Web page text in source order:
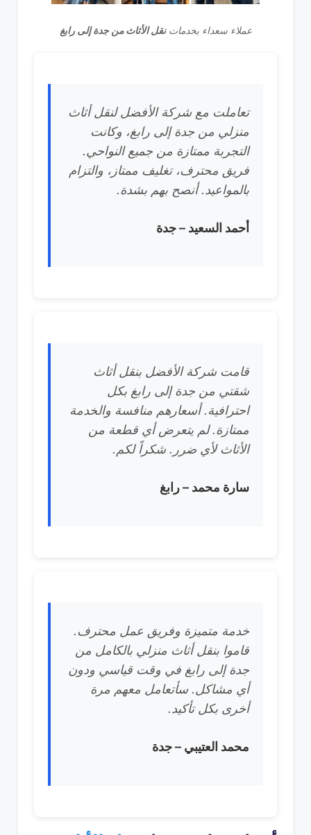
عملاء سعداء بخدماتنقل الأثاث من جدة إلى رابغ
تعاملت مع شركة الأفضل لنقل أثاث
منزلي من جدة إلى رابغ، وكانت
التجربة ممتازة من جميع النواحي.
فريق محترف، تغليف ممتاز، والتزام
بالمواعيد. أنصح بهم بشدة.
أحمد السعيد – جدة
قامت شركة الأفضل بنقل أثاث
شقتي من جدة إلى رابغ بكل
احترافية. أسعارهم منافسة والخدمة
ممتازة. لم يتعرض أي قطعة من
الأثاث لأي ضرر. شكراً لكم.
سارة محمد – رابغ
خدمة متميزة وفريق عمل محترف.
قاموا بنقل أثاث منزلي بالكامل من
جدة إلى رابغ في وقت قياسي ودون
أي مشاكل. سأتعامل معهم مرة
أخرى بكل تأكيد.
محمد العتيبي – جدة